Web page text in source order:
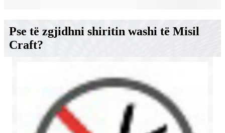
Pse të zgjidhni shiritin washi të Misil
Craft?